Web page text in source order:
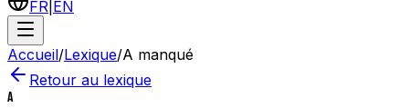
FR EN
Accueil/Lexique/A manqué
Retour au lexique
A